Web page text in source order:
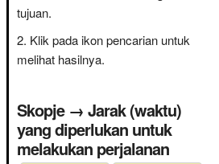
tujuan.
Klik pada ikon pencarian untuk
melihat hasilnya.
Skopje → Jarak (waktu)
yang diperlukan untuk
melakukan perjalanan